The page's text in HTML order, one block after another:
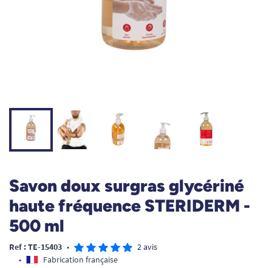
Savon doux surgras glycériné
haute fréquence STERIDERM -
500 ml
Ref : TE-15403 •
2 avis
•
Fabrication française